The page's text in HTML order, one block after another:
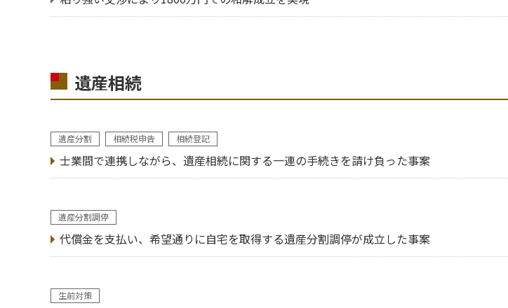
遺産相続
遺産分割
相続税申告 相続登記
士業間で連携しながら、遺産相続に関する一連の手続きを請け負った事案
遺産分割調停
代償金を支払い、希望通りに自宅を取得する遺産分割調停が成立した事案
生前対策